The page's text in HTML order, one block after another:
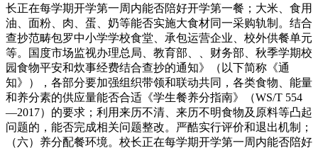
长正在每学期开学第一周内能否陪好开学第一餐；大米、食用
油、面粉、肉、蛋、奶等能否实施大食材同一采购轨制。结合
查抄范畴包罗中小学学校食堂、承包运营企业、校外供餐单元
等。国度市场监视办理总局、教育部、、财务部、秋季学期校
园食物平安和炊事经费结合查抄的通知》（以下简称《通
知》），各部分要加强组织带领和联动共同，各类食物、能量
和养分素的供应量能否合适《学生餐养分指南》（WS/T 554
—2017）的要求；利用来历不清、来历不明食物及原料等凸起
问题的，能否完成相关问题整改。严酷实行评价和退出机制；
（六）养分配餐环境。校长正在每学期开学第一周内能否陪好